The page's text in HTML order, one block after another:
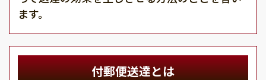
ます。
付郵便送達とは